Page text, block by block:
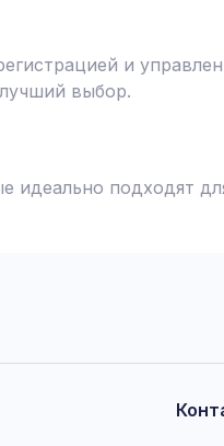
и
выбор.
идеально подходят